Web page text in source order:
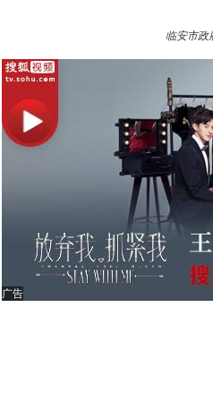
临安市政
广告